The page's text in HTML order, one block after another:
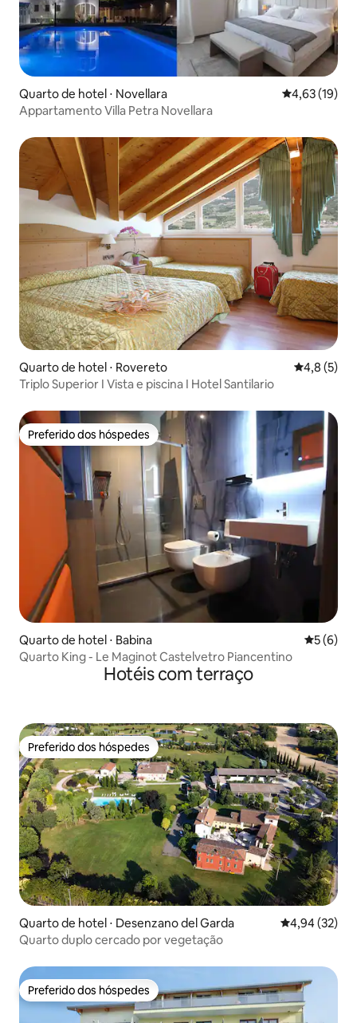
Quarto de hotel ⋅ Novellara 4,63 de uma
4,63 (19)
Appartamento Villa Petra Novellara
Quarto de hotel ⋅ Rovereto 4,8 de
4,8 (5)
Triplo Superior I Vista e piscina I Hotel Santilario
Preferido dos hóspedes
Preferido dos hóspedes
Quarto de hotel ⋅ Babina 5 de
5 (6)
Quarto King - Le Maginot Castelvetro Piancentino
Hotéis com terraço
Preferido dos hóspedes
Preferido dos hóspedes
Quarto de hotel ⋅ Desenzano del Garda 4,94 de uma
4,94 (32)
Quarto duplo cercado por vegetação
Preferido dos hóspedes
Preferido dos hóspedes